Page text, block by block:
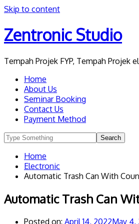
Skip to content
Zentronic Studio
Tempah Projek FYP, Tempah
Home
About Us
Seminar Booking
Contact Us
Payment Method
Home
Electronic
Automatic Trash Can With
Automatic Trash Can
Posted on: April 14, 2022May 4,